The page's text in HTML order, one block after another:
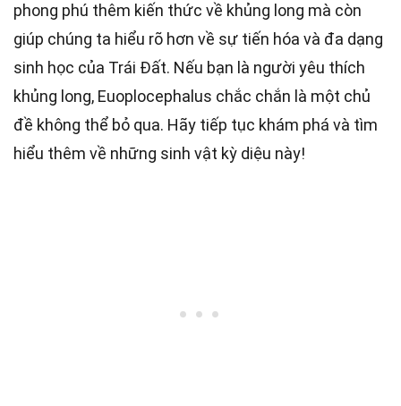
phong phú thêm kiến thức về khủng long mà còn
giúp chúng ta hiểu rõ hơn về sự tiến hóa và đa dạng
sinh học của Trái Đất. Nếu bạn là người yêu thích
khủng long, Euoplocephalus chắc chắn là một chủ
đề không thể bỏ qua. Hãy tiếp tục khám phá và tìm
hiểu thêm về những sinh vật kỳ diệu này!